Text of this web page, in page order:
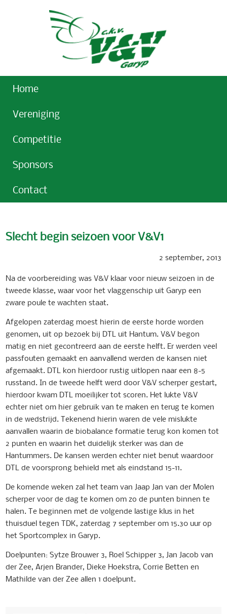
Home
Vereniging
Competitie
Sponsors
Contact
Slecht begin seizoen voor V&V1
2 september, 2013
Na de voorbereiding was V&V klaar voor nieuw seizoen in de
tweede klasse, waar voor het vlaggenschip uit Garyp een
zware poule te wachten staat.
Afgelopen zaterdag moest hierin de eerste horde worden
genomen, uit op bezoek bij DTL uit Hantum. V&V begon
matig en niet gecontreerd aan de eerste helft. Er werden veel
passfouten gemaakt en aanvallend werden de kansen niet
afgemaakt. DTL kon hierdoor rustig uitlopen naar een 8-5
russtand. In de tweede helft werd door V&V scherper gestart,
hierdoor kwam DTL moeilijker tot scoren. Het lukte V&V
echter niet om hier gebruik van te maken en terug te komen
in de wedstrijd. Tekenend hierin waren de vele mislukte
aanvallen waarin de biobalance formatie terug kon komen tot
2 punten en waarin het duidelijk sterker was dan de
Hantummers. De kansen werden echter niet benut waardoor
DTL de voorsprong behield met als eindstand 15-11.
De komende weken zal het team van Jaap Jan van der Molen
scherper voor de dag te komen om zo de punten binnen te
halen. Te beginnen met de volgende lastige klus in het
thuisduel tegen TDK, zaterdag 7 september om 15.30 uur op
het Sportcomplex in Garyp.
Doelpunten: Sytze Brouwer 3, Roel Schipper 3, Jan Jacob van
der Zee, Arjen Brander, Dieke Hoekstra, Corrie Betten en
Mathilde van der Zee allen 1 doelpunt.